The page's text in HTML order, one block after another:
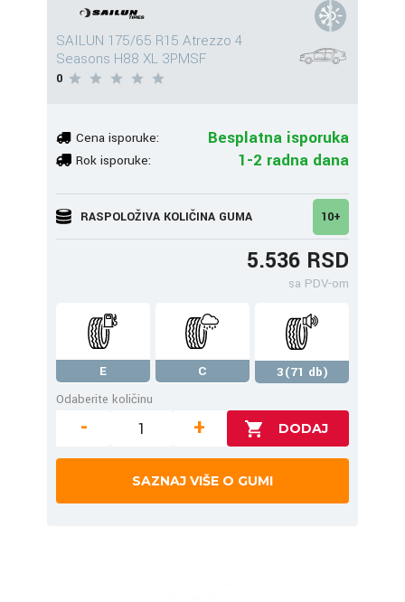
SAILUN 175/65 R15 Atrezzo 4
Seasons H88 XL 3PMSF
0
Cena isporuke: Besplatna isporuka
Rok isporuke: 1-2 radna dana
RASPOLOŽIVA KOLIČINA GUMA 10+
5.536 RSD
sa PDV-om
E C
3(71 db)
Odaberite količinu
- +
SAZNAJ VIŠE O GUMI